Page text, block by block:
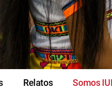
Relatos Somos